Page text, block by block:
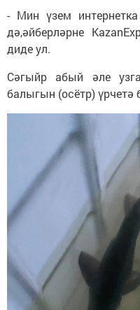
- Мин үзем
дә,әйберләрне
диде ул.
Сәгыйр абый әле
балыгын (осётр) үрчетә